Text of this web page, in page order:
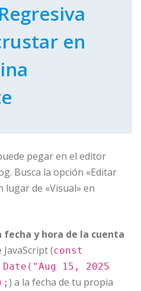
en
pegar en el editor
Busca la opción «Editar
lugar de «Visual» en
y hora de la cuenta
(const
Date("Aug 15, 2025
) a la fecha de tu propia